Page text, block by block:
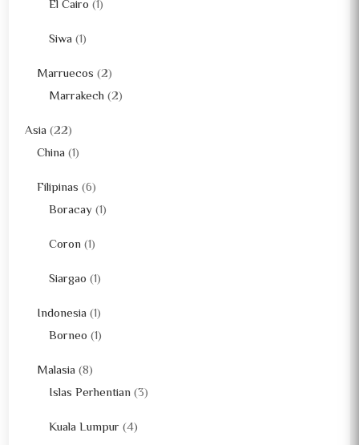
El Cairo (1)
Siwa (1)
Marruecos (2)
Marrakech (2)
Asia (22)
China (1)
Filipinas (6)
Boracay (1)
Coron (1)
Siargao (1)
Indonesia (1)
Borneo (1)
Malasia (8)
Islas Perhentian (3)
Kuala Lumpur(4)